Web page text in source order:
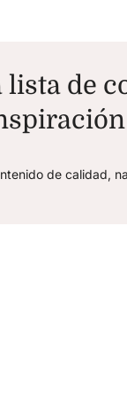
lista de
de calidad,